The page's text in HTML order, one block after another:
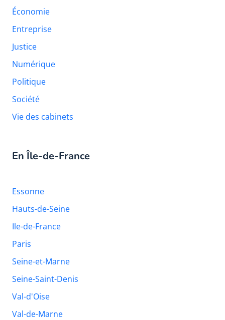
Économie
Entreprise
Justice
Numérique
Politique
Société
Vie des cabinets
En Île-de-France
Essonne
Hauts-de-Seine
Ile-de-France
Paris
Seine-et-Marne
Seine-Saint-Denis
Val-d'Oise
Val-de-Marne